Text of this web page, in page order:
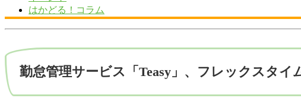
はかどる！コラム
勤怠管理サービス「Teasy」、フレックスタイ